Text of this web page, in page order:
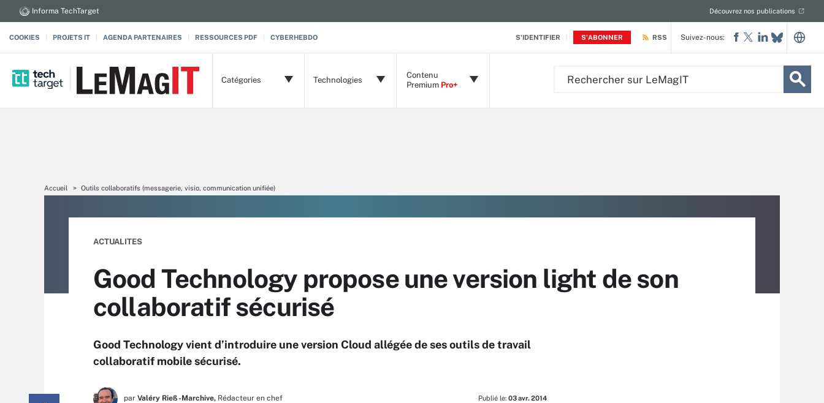
S'IDENTIFIER S'ABONNER
Informa TechTarget Découvrez nos publications
COOKIES PROJETS IT AGENDA PARTENAIRES RESSOURCES PDF CYBERHEBDO RSS
Catégories Technologies
Contenu
Premium Pro+
Suivez-nous:
Accueil Outils collaboratifs (messagerie, visio, communication unifiée)
ACTUALITES
Good Technology propose une version light de son
collaboratif sécurisé
Good Technology vient d’introduire une version Cloud allégée de ses outils de travail
collaboratif mobile sécurisé.
par Valéry Rieß-Marchive, Rédacteur en chef Publié le: 03 avr. 2014